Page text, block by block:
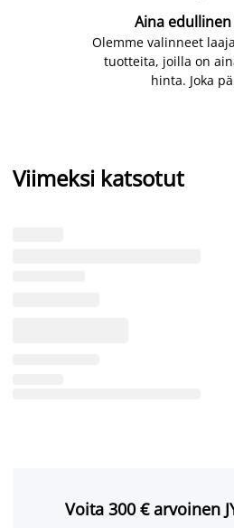
Aina
Olemme valinneet
tuotteita, joilla on
hinta. Joka
Viimeksi katsotut
Voita 300 € arvoinen